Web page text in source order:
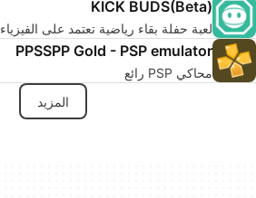
KICK BUDS(Beta)
لعبة حفلة بقاء رياضية تعتمد على الفيزياء
PPSSPP Gold - PSP emulator
محاكي PSP رائع
المزيد